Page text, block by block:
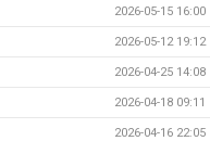
2026-05-15 16:00
2026-05-12 19:12
2026-04-25 14:08
2026-04-18 09:11
2026-04-16 22:05